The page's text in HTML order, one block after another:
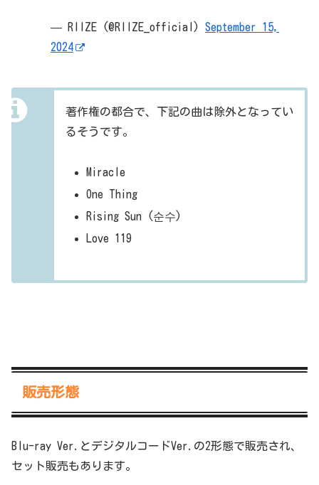
— RIIZE (@RIIZE_official) September 15,
2024
著作権の都合で、下記の曲は除外となってい
るそうです。
Miracle
One Thing
Rising Sun (순수)
Love 119
販売形態
Blu-ray Ver.とデジタルコードVer.の2形態で販売され、
セット販売もあります。